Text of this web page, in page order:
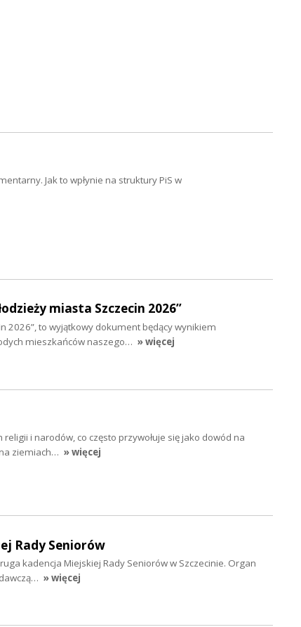
Jak to wpłynie na struktury PiS w
miasta Szczecin 2026”
2026”, to wyjątkowy dokument będący wynikiem
mieszkańców naszego… » więcej
i narodów, co często przywołuje się jako dowód na
ziemiach… » więcej
Rady Seniorów
kadencja Miejskiej Rady Seniorów w Szczecinie. Organ
» więcej